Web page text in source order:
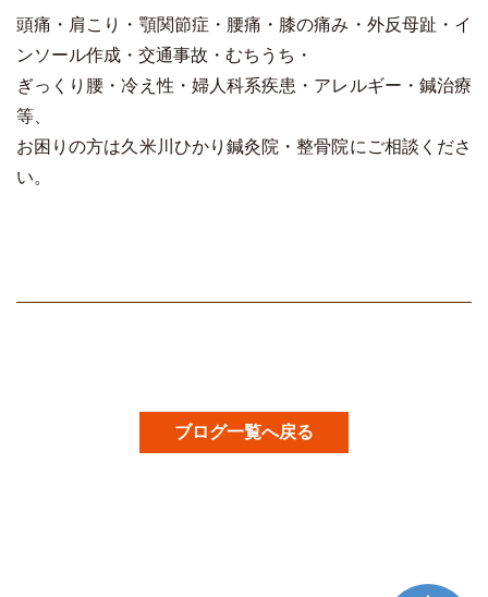
頭痛・肩こり・顎関節症・腰痛・膝の痛み・外反母趾・イ
ンソール作成・交通事故・むちうち・
ぎっくり腰・冷え性・婦人科系疾患・アレルギー・鍼治療
等、
お困りの方は久米川ひかり鍼灸院・整骨院にご相談くださ
い。
ブログ一覧へ戻る